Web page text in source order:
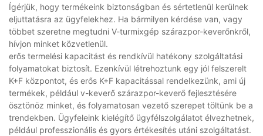
Ígérjük, hogy termékeink biztonságban és sértetlenül kerülnek
eljuttatásra az ügyfelekhez. Ha bármilyen kérdése van, vagy
többet szeretne megtudni V-turmixgép szárazpor-keverőnkről,
hívjon minket közvetlenül.
erős termelési kapacitást és rendkívül hatékony szolgáltatási
folyamatokat biztosít. Ezenkívül létrehoztunk egy jól felszerelt
K+F központot, és erős K+F kapacitással rendelkezünk, ami új
termékek, például v-keverő szárazpor-keverő fejlesztésére
ösztönöz minket, és folyamatosan vezető szerepet töltünk be a
trendekben. Ügyfeleink kielégítő ügyfélszolgálatot élvezhetnek,
például professzionális és gyors értékesítés utáni szolgáltatást.